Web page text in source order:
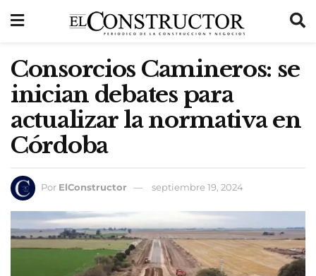
Consorcios Camineros: se
inician debates para
actualizar la normativa en
Córdoba
Por ElConstructor septiembre 19, 2024